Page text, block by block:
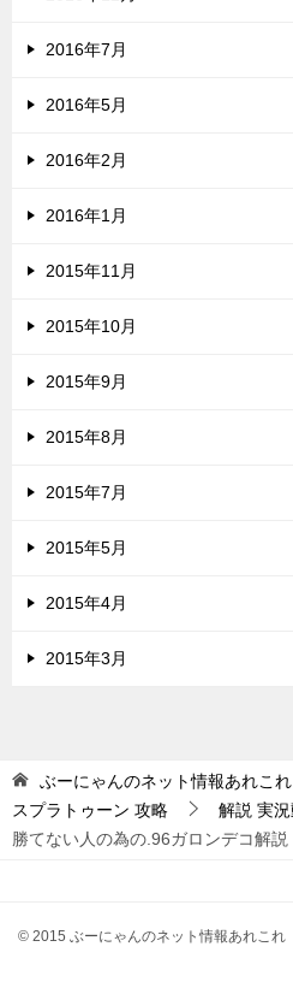
2016年7月
2016年5月
2016年2月
2016年1月
2015年11月
2015年10月
2015年9月
2015年8月
2015年7月
2015年5月
2015年4月
2015年3月
ぶーにゃんのネット情報あれこれ
スプラトゥーン 攻略
解説 実
勝てない人の為の.96ガロンデコ解説
© 2015 ぶーにゃんのネット情報あれこれ